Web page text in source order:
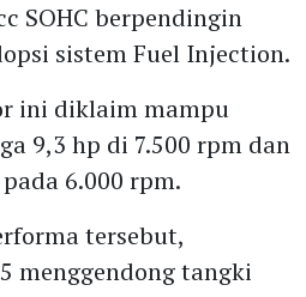
SOHC berpendingin
sistem Fuel Injection.
ini diklaim mampu
9,3 hp di 7.500 rpm dan
6.000 rpm.
tersebut,
menggendong tangki